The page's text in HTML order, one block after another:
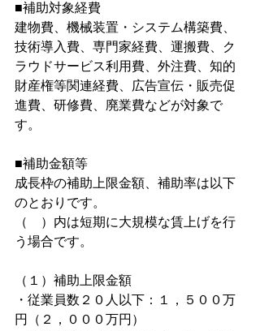
■補助対象経費
建物費、機械装置・システム構築費、
技術導入費、専門家経費、運搬費、ク
ラウドサービス利用費、外注費、知的
財産権等関連経費、広告宣伝・販売促
進費、研修費、廃業費などが対象で
す。
■補助金額等
成長枠の補助上限金額、補助率は以下
のとおりです。
（　）内は短期に大規模な賃上げを行
う場合です。
（１）補助上限金額
・従業員数２０人以下：１，５００万
円（２，０００万円）